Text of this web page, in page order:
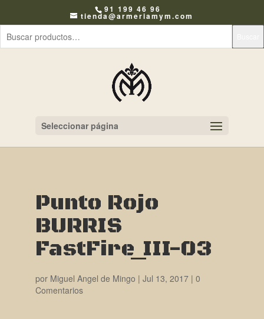
91 199 46 96
tienda@armeriamym.com
Seleccionar página
Punto Rojo
BURRIS
FastFire_III-03
por Miguel Angel de Mingo | Jul 13, 2017| 0
Comentarios